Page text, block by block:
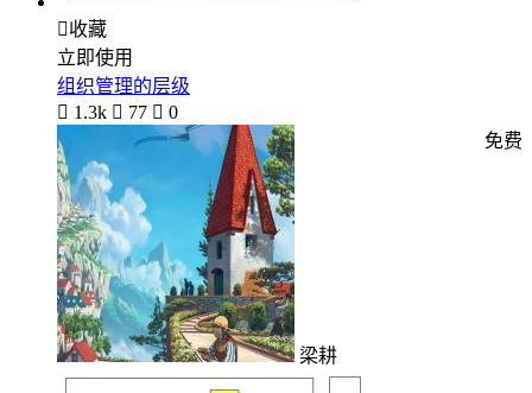
收藏
立即使用
组织管理的层级
 1.3k  77  0
梁耕
免费